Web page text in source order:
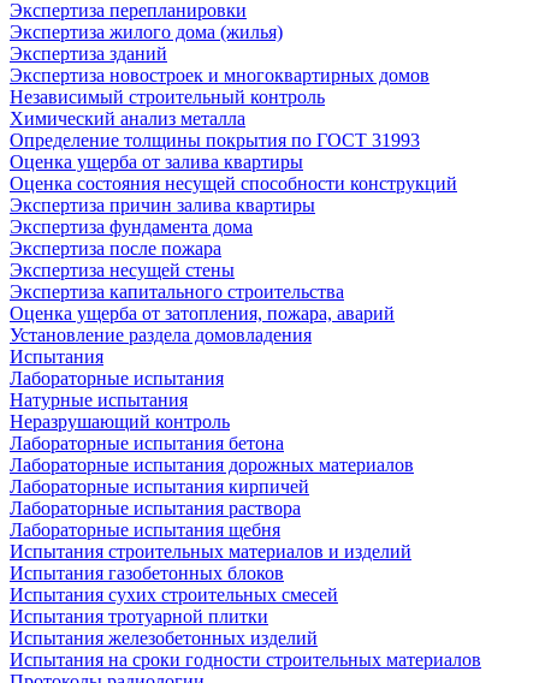
Экспертиза перепланировки
Экспертиза жилого дома (жилья)
Экспертиза зданий
Экспертиза новостроек и многоквартирных домов
Независимый строительный контроль
Химический анализ металла
Определение толщины покрытия по ГОСТ 31993
Оценка ущерба от залива квартиры
Оценка состояния несущей способности конструкций
Экспертиза причин залива квартиры
Экспертиза фундамента дома
Экспертиза после пожара
Экспертиза несущей стены
Экспертиза капитального строительства
Оценка ущерба от затопления, пожара, аварий
Установление раздела домовладения
Испытания
Лабораторные испытания
Натурные испытания
Неразрушающий контроль
Лабораторные испытания бетона
Лабораторные испытания дорожных материалов
Лабораторные испытания кирпичей
Лабораторные испытания раствора
Лабораторные испытания щебня
Испытания строительных материалов и изделий
Испытания газобетонных блоков
Испытания сухих строительных смесей
Испытания тротуарной плитки
Испытания железобетонных изделий
Испытания на сроки годности строительных материалов